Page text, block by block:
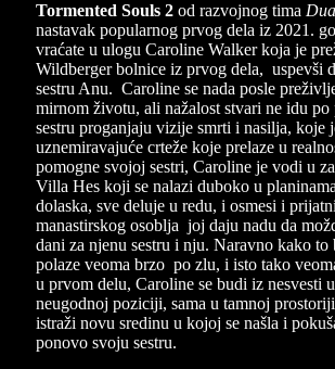
Tormented Souls 2 od razvojnog tima
nastavak popularnog prvog dela iz 2021.
vraćate u ulogu Caroline Walker koja je
Wildberger bolnice iz prvog dela, uspevši
sestru Anu. Caroline se nada posle
mirnom životu, ali nažalost stvari ne idu po
sestru proganjaju vizije smrti i nasilja, koje
uznemiravajuće crteže koje prelaze u
pomogne svojoj sestri, Caroline je vodi u
Villa Hes koji se nalazi duboko u
dolaska, sve deluje u redu, i osmesi i
manastirskog osoblja joj daju nadu da
dani za njenu sestru i nju. Naravno kako to
polaze veoma brzo po zlu, i isto tako
u prvom delu, Caroline se budi iz nesvesti
neugodnoj poziciji, sama u tamnoj
istraži novu sredinu u kojoj se našla i
ponovo svoju sestru.